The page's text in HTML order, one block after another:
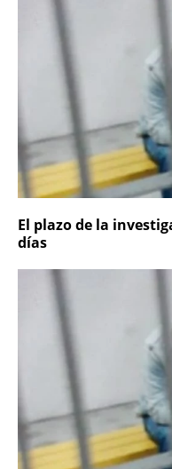
El plazo de la
días